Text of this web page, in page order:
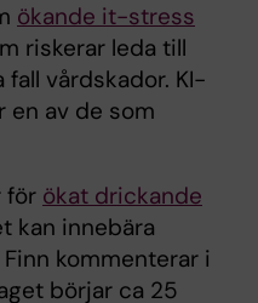
ökande it-stress
riskerar leda till
vårdskador. KI-
en av de som
för ökat drickande
kan innebära
kommenterar i
börjar ca 25